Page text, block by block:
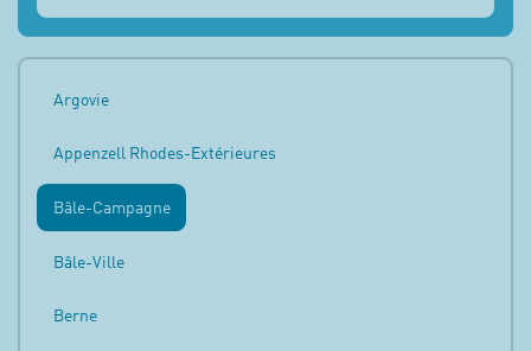
Argovie
Appenzell Rhodes-Extérieures
Bâle-Campagne
Bâle-Ville
Berne